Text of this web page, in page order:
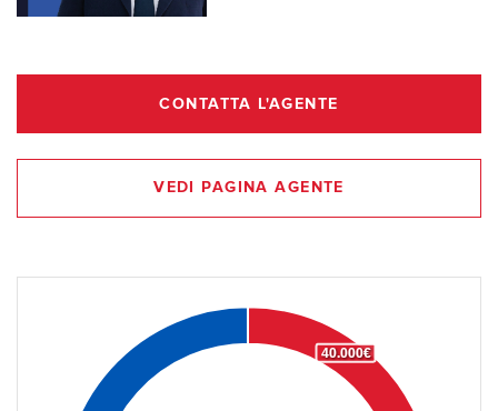
CONTATTA L'AGENTE
VEDI PAGINA AGENTE
40.000€